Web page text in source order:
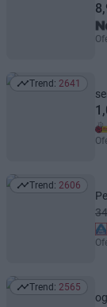
Trend: 2641
Trend: 2641
Trend: 2606
Trend: 2606
Trend: 2565
Trend: 2565